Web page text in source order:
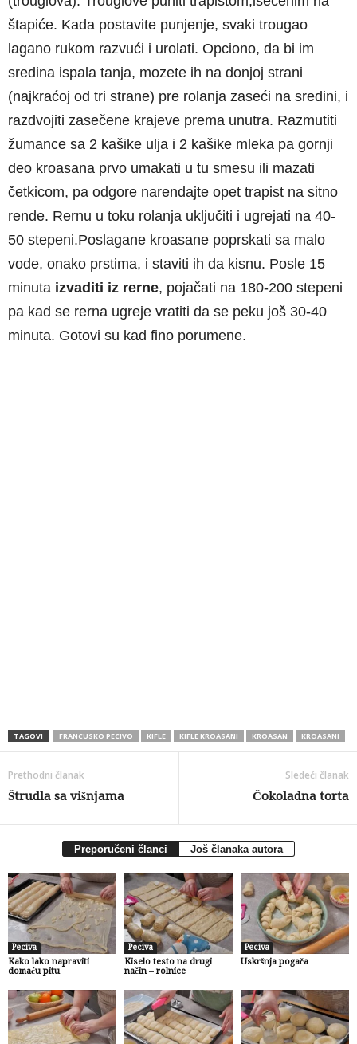
štapiće. Kada postavite punjenje, svaki trougao
lagano rukom razvući i urolati. Opciono, da bi im
sredina ispala tanja, mozete ih na donjoj strani
(najkraćoj od tri strane) pre rolanja zaseći na sredini, i
razdvojiti zasečene krajeve prema unutra. Razmutiti
žumance sa 2 kašike ulja i 2 kašike mleka pa gornji
deo kroasana prvo umakati u tu smesu ili mazati
četkicom, pa odgore narendajte opet trapist na sitno
rende. Rernu u toku rolanja uključiti i ugrejati na 40-
50 stepeni.Poslagane kroasane poprskati sa malo
vode, onako prstima, i staviti ih da kisnu. Posle 15
minuta izvaditi iz rerne, pojačati na 180-200 stepeni
pa kad se rerna ugreje vratiti da se peku još 30-40
minuta. Gotovi su kad fino porumene.
TAGOVI FRANCUSKO PECIVO KIFLE KIFLE KROASANI KROASAN KROASANI
Prethodni članak
Štrudla sa višnjama
Sledeći članak
Čokoladna torta
Preporučeni članci Još članaka autora
Peciva
Kako lako napraviti
domaću pitu
Peciva
Kiselo testo na drugi
način – rolnice
Peciva
Uskršnja pogača